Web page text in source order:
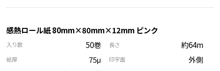
感熱ロール紙 80mm×80mm×12mm ピンク
入り数 50巻 長さ 約64m
紙厚 75μ 印字面 外側